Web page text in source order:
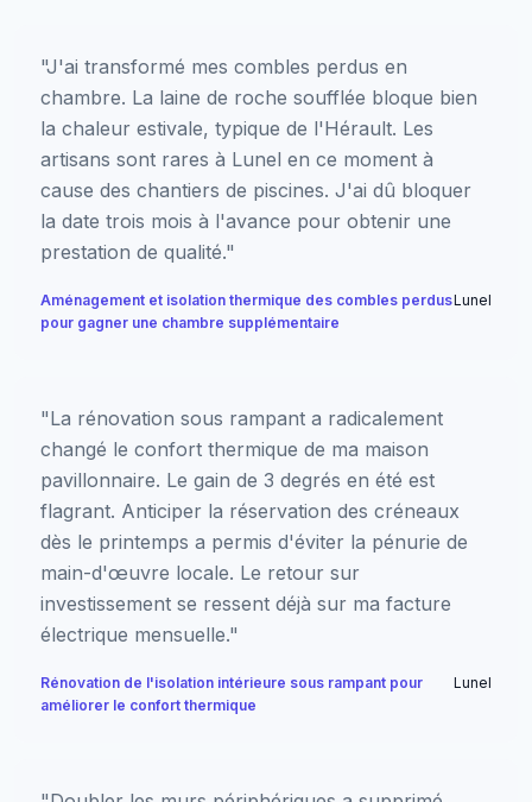
"J'ai transformé mes combles perdus en
chambre. La laine de roche soufflée bloque bien
la chaleur estivale, typique de l'Hérault. Les
artisans sont rares à Lunel en ce moment à
cause des chantiers de piscines. J'ai dû bloquer
la date trois mois à l'avance pour obtenir une
prestation de qualité."
Aménagement et isolation thermique des combles perdus
pour gagner une chambre supplémentaire
Lunel
"La rénovation sous rampant a radicalement
changé le confort thermique de ma maison
pavillonnaire. Le gain de 3 degrés en été est
flagrant. Anticiper la réservation des créneaux
dès le printemps a permis d'éviter la pénurie de
main-d'œuvre locale. Le retour sur
investissement se ressent déjà sur ma facture
électrique mensuelle."
Rénovation de l'isolation intérieure sous rampant pour
améliorer le confort thermique
Lunel